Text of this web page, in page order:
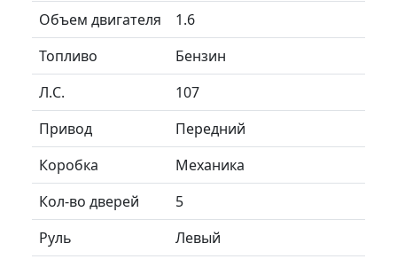
Объем двигателя
1.6
Топливо
Бензин
Л.C.
107
Привод
Передний
Коробка
Механика
Кол-во дверей
5
Руль
Левый